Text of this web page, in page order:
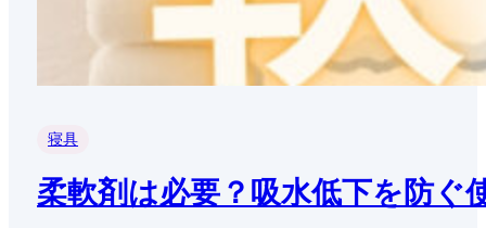
寝具
柔軟剤は必要？吸水低下を防ぐ